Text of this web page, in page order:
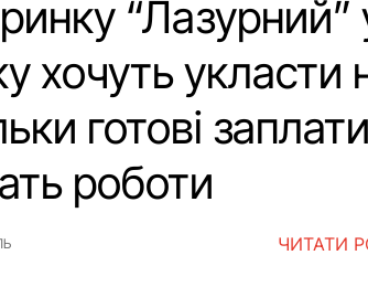
“Лазурний”
хочуть укласти
готові
роботи
ЧИТАТИ